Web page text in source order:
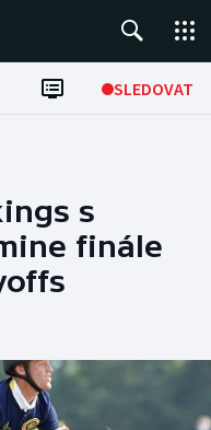
SLEDOVAT
s
finále